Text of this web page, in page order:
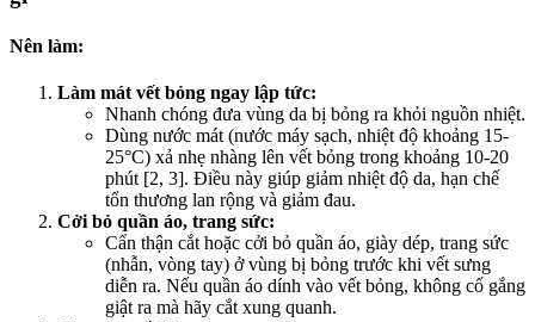
Nên làm:
Làm mát vết bỏng ngay lập tức:
Nhanh chóng đưa vùng da bị bỏng ra khỏi nguồn nhiệt.
Dùng nước mát (nước máy sạch, nhiệt độ khoảng 15-
25°C) xả nhẹ nhàng lên vết bỏng trong khoảng 10-20
phút [2, 3]. Điều này giúp giảm nhiệt độ da, hạn chế
tổn thương lan rộng và giảm đau.
Cởi bỏ quần áo, trang sức:
Cẩn thận cắt hoặc cởi bỏ quần áo, giày dép, trang sức
(nhẫn, vòng tay) ở vùng bị bỏng trước khi vết sưng
diễn ra. Nếu quần áo dính vào vết bỏng, không cố gắng
giật ra mà hãy cắt xung quanh.